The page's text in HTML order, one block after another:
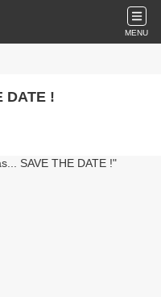
MENU
DATE !